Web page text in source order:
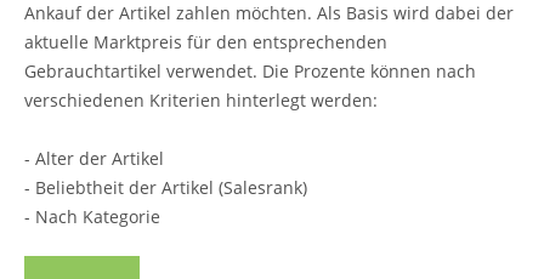
Ankauf der Artikel zahlen möchten. Als Basis wird dabei der
aktuelle Marktpreis für den entsprechenden
Gebrauchtartikel verwendet. Die Prozente können nach
verschiedenen Kriterien hinterlegt werden:
- Alter der Artikel
- Beliebtheit der Artikel (Salesrank)
- Nach Kategorie